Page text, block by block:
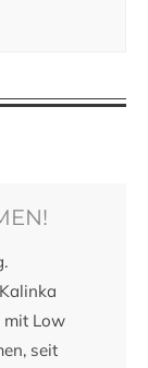
mit Low
seit